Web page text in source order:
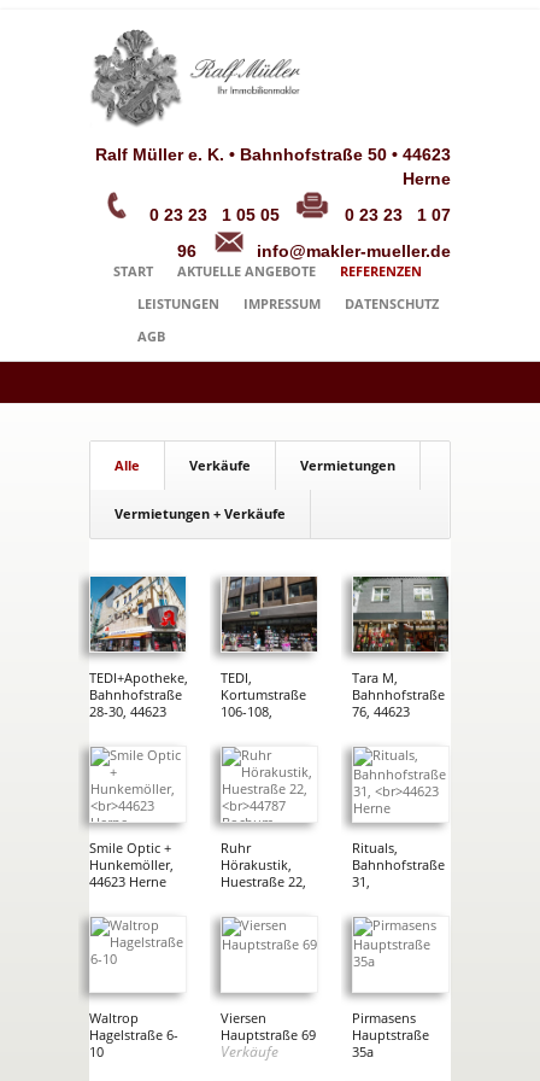
Ralf Müller e. K. • Bahnhofstraße 50 • 44623
Herne
0 23 23 1 05 05
0 23 23 1 07
96
info@makler-mueller.de
START AKTUELLE ANGEBOTE
REFERENZEN
LEISTUNGEN
IMPRESSUM
DATENSCHUTZ
AGB
Alle Verkäufe Vermietungen
Vermietungen + Verkäufe
TEDI+Apotheke,
Bahnhofstraße
28-30, 44623
Vermietungen
TEDI,
Kortumstraße
106-108,
Vermietungen
Tara M,
Bahnhofstraße
76, 44623
Vermietungen
Smile Optic +
Hunkemöller,
44623 Herne
Ruhr
Hörakustik,
Huestraße 22,
Vermietungen
Rituals,
Bahnhofstraße
31,
Vermietungen
Waltrop
Hagelstraße 6-
10
Viersen
Hauptstraße 69
Verkäufe
Pirmasens
Hauptstraße
35a